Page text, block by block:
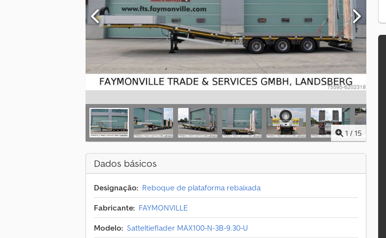
1 / 15
Dados básicos
Designação: Reboque de plataforma rebaixada
Fabricante: FAYMONVILLE
Modelo: Satteltieflader MAX100-N-3B-9.30-U